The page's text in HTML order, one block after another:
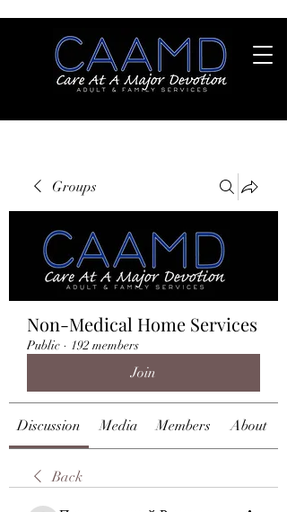
Groups
Non-Medical Home Services
Public · 192 members
Join
Discussion Media Members About
Back